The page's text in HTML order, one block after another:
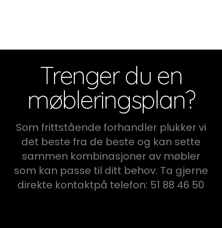
Trenger du en
møbleringsplan?
Som frittstående forhandler plukker vi
det beste fra de beste og kan sette
sammen kombinasjoner av møbler
som kan passe til ditt behov. Ta gjerne
direkte kontaktpå telefon: 51 88 46 50